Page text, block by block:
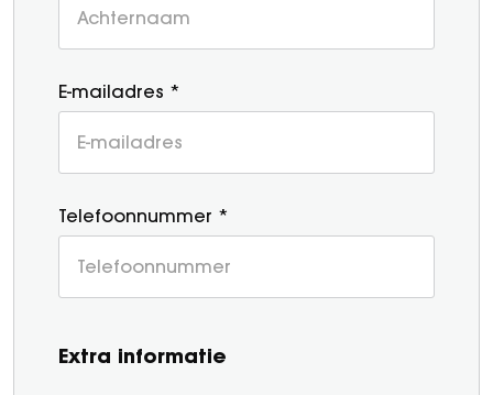
E-mailadres *
Telefoonnummer *
Extra informatie